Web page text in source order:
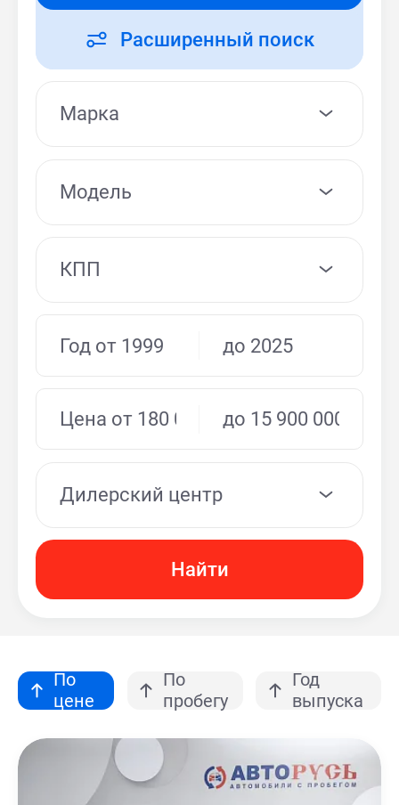
Расширенный поиск
Модель
КПП
Дилерский центр
Найти
По
цене
По
пробегу
Год
выпуска